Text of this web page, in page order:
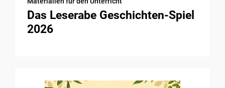
Das Leserabe Geschichten-Spiel
2026